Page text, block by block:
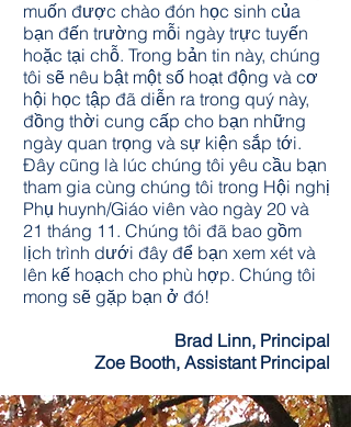
muốn được chào đón học sinh của
bạn đến trường mỗi ngày trực tuyến
hoặc tại chỗ. Trong bản tin này, chúng
tôi sẽ nêu bật một số hoạt động và cơ
hội học tập đã diễn ra trong quý này,
đồng thời cung cấp cho bạn những
ngày quan trọng và sự kiện sắp tới.
Đây cũng là lúc chúng tôi yêu cầu bạn
tham gia cùng chúng tôi trong Hội nghị
Phụ huynh/Giáo viên vào ngày 20 và
21 tháng 11. Chúng tôi đã bao gồm
lịch trình dưới đây để bạn xem xét và
lên kế hoạch cho phù hợp. Chúng tôi
mong sẽ gặp bạn ở đó!
Brad Linn, Principal
Zoe Booth, Assistant Principal